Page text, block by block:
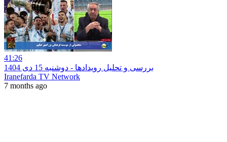
41:26
بررسی و تحلیل رویدادها - دوشنبه 15 دی 1404
Iranefarda TV Network
7 months ago